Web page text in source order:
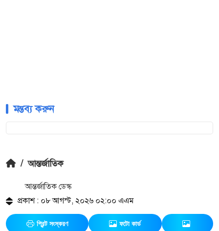
মন্তব্য করুন
/ আন্তর্জাতিক
আন্তর্জাতিক ডেস্ক
প্রকাশ : ০৮ আগস্ট, ২০২৬ ০২:০০ এএম
প্রিন্ট সংস্করণ ফটো কার্ড